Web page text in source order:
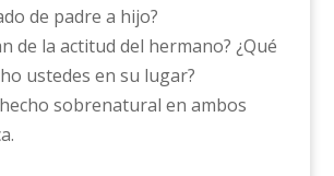
de padre a hijo?
de la actitud del hermano? ¿Qué
ustedes en su lugar?
hecho sobrenatural en ambos